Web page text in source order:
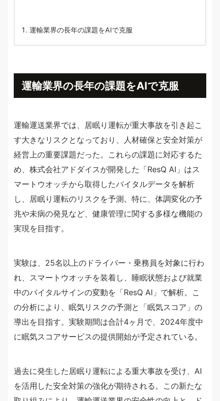
運輸業界の長年の課題をAIで克服
運輸業界の長年の課題をAIで克服
運輸運送業界では、居眠り運転が重大事故を引き起こ
す大きなリスクとなっており、人材確保と安全対策が
経営上の重要課題だった。これらの課題に対応するた
め、株式会社アドダイスが開発した「ResQ AI」はス
マートウオッチから取得したバイタルデータを解析
し、居眠り運転のリスクを予測。特に、体調変化の予
兆や未病の発見など、健康管理に関する多様な機能の
実現を目指す。
実験は、25名以上のドライバー・乗務員を対象に行わ
れ、スマートウオッチを装着し、睡眠状態および就業
中のバイタルサインの変動を「ResQ AI」で解析。こ
の分析により、眠気リスクの予測と「眠気スコア」の
導出を目指す。実験期間は合計4ヶ月で、2024年度中
に眠気スコアサービスの提供開始が予定されている。
過去に発生した居眠り運転による重大事故を受け、AI
を活用した安全対策の強化が期待される。この新たな